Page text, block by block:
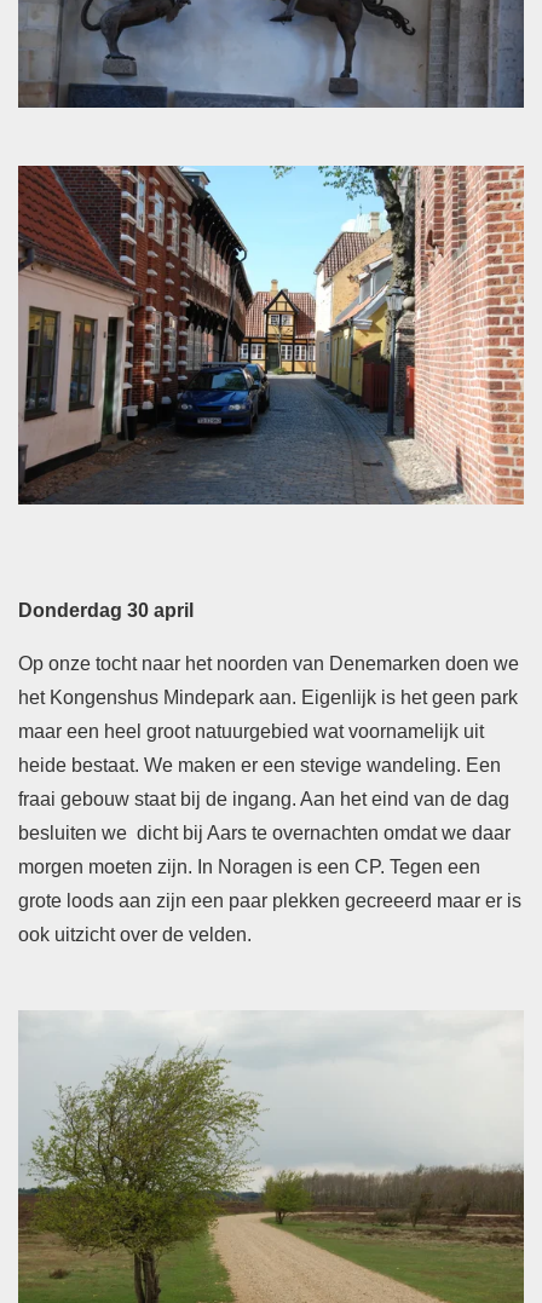
Donderdag 30 april
Op onze tocht naar het noorden van Denemarken doen we
het Kongenshus Mindepark aan. Eigenlijk is het geen park
maar een heel groot natuurgebied wat voornamelijk uit
heide bestaat. We maken er een stevige wandeling. Een
fraai gebouw staat bij de ingang. Aan het eind van de dag
besluiten we dicht bij Aars te overnachten omdat we daar
morgen moeten zijn. In Noragen is een CP. Tegen een
grote loods aan zijn een paar plekken gecreeerd maar er is
ook uitzicht over de velden.